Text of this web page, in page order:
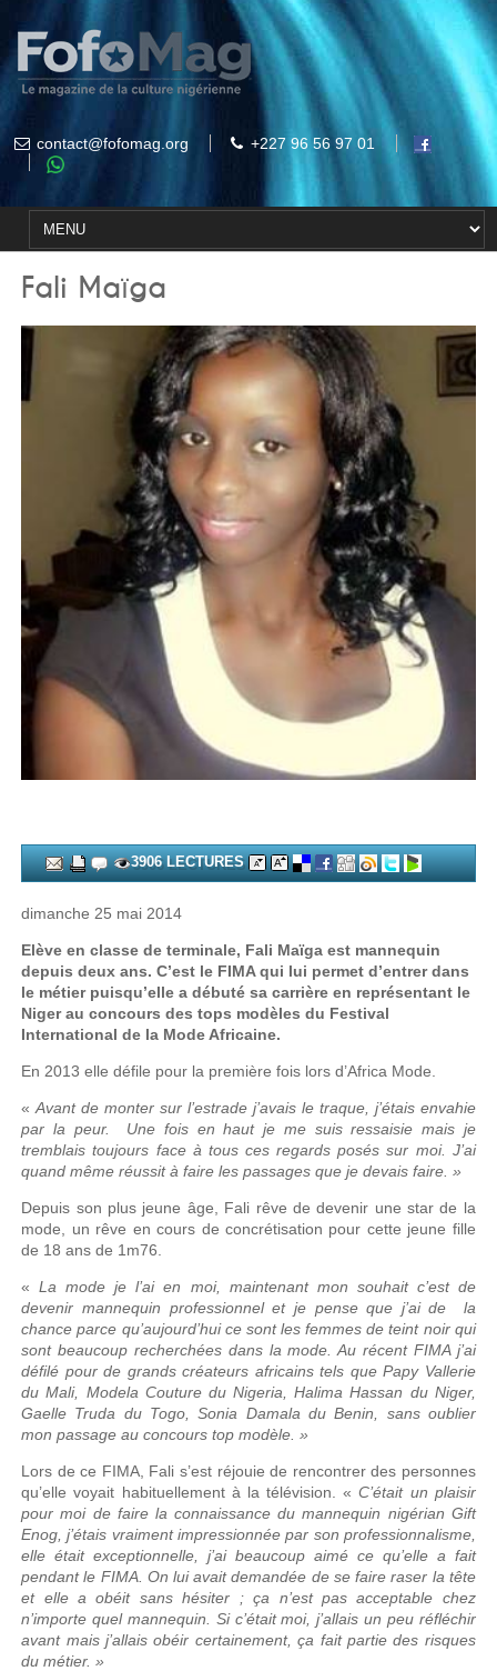
contact@fofomag.org +227 96 56 97 01
Fali Maïga
3906 LECTURES
dimanche 25 mai 2014
Elève en classe de terminale, Fali Maïga est mannequin
depuis deux ans. C’est le FIMA qui lui permet d’entrer dans
le métier puisqu’elle a débuté sa carrière en représentant le
Niger au concours des tops modèles du Festival
International de la Mode Africaine.
En 2013 elle défile pour la première fois lors d’Africa Mode.
«Avant de monter sur l’estrade j’avais le traque, j’étais envahie
par la peur. Une fois en haut je me suis ressaisie mais je
tremblais toujours face à tous ces regards posés sur moi. J’ai
quand même réussit à faire les passages que je devais faire. »
Depuis son plus jeune âge, Fali rêve de devenir une star de la
mode, un rêve en cours de concrétisation pour cette jeune fille
de 18 ans de 1m76.
«La mode je l’ai en moi, maintenant mon souhait c’est de
devenir mannequin professionnel et je pense que j’ai de la
chance parce qu’aujourd’hui ce sont les femmes de teint noir qui
sont beaucoup recherchées dans la mode. Au récent FIMA j’ai
défilé pour de grands créateurs africains tels que Papy Vallerie
du Mali, Modela Couture du Nigeria, Halima Hassan du Niger,
Gaelle Truda du Togo, Sonia Damala du Benin, sans oublier
mon passage au concours top modèle. »
Lors de ce FIMA, Fali s’est réjouie de rencontrer des personnes
qu’elle voyait habituellement à la télévision. «C’était un plaisir
pour moi de faire la connaissance du mannequin nigérian Gift
Enog, j’étais vraiment impressionnée par son professionnalisme,
elle était exceptionnelle, j’ai beaucoup aimé ce qu’elle a fait
pendant le FIMA. On lui avait demandée de se faire raser la tête
et elle a obéit sans hésiter ; ça n’est pas acceptable chez
n’importe quel mannequin. Si c’était moi, j’allais un peu réfléchir
avant mais j’allais obéir certainement, ça fait partie des risques
du métier. »